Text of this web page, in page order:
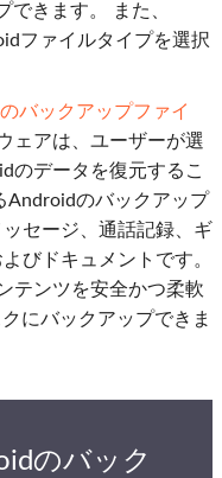
きます。 また、
ファイルタイプを選択
バックアップファイ
ェアは、ユーザーが選
のデータを復元するこ
Androidのバックアップ
セージ、通話記録、ギ
びドキュメントです。
テンツを安全かつ柔軟
にバックアップできま
のバック